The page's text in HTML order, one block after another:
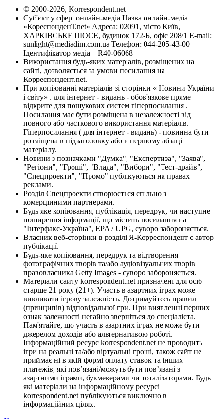
© 2000-2026, Korrespondent.net
Суб'єкт у сфері онлайн-медіа Назва онлайн-медіа –
«КореспонденТ.net» Адреса: 02091, місто Київ,
ХАРКІВСЬКЕ ШОСЕ, будинок 172-Б, офіс 208/1 E-mail:
sunlight@mediadim.com.ua Телефон: 044-205-43-00
Ідентифікатор медіа – R40-06068
Використання будь-яких матеріалів, розміщених на
сайті, дозволяється за умови посилання на
Корреспондент.net.
При копіюванні матеріалів зі сторінки « Новини України
і світу» , для інтернет - видань - обов'язкове пряме
відкрите для пошукових систем гіперпосилання .
Посилання має бути розміщена в незалежності від
повного або часткового використання матеріалів.
Гіперпосилання ( для інтернет - видань) - повинна бути
розміщена в підзаголовку або в першому абзаці
матеріалу.
Новини з позначками "Думка", "Експертиза", "Заява",
"Регіони", "Гроші", "Влада", "Вибори", "Тест-драйв",
"Спецпроекти", "Промо" публікуються на правах
реклами.
Розділ Спецпроекти створюється спільно з
комерційними партнерами.
Будь яке копіювання, публікація, передрук, чи наступне
поширення інформації, що містить посилання на
"Інтерфакс-Україна", EPA / UPG, суворо забороняється.
Власник веб-сторінки в розділі Я-Корреспондент є автор
публікації.
Будь-яке копіювання, передрук та відтворення
фотографічних творів та/або аудіовізуальних творів
правовласника Getty Images - суворо забороняється.
Матеріали сайту korrespondent.net призначені для осіб
старше 21 року (21+). Участь в азартних іграх може
викликати ігрову залежність. Дотримуйтесь правил
(принципів) відповідальної гри. При виявленні перших
ознак залежності негайно зверніться до спеціаліста.
Пам'ятайте, що участь в азартних іграх не може бути
джерелом доходів або альтернативою роботі.
Інформаційний ресурс korrespondent.net не проводить
ігри на реальні та/або віртуальні гроші, також сайт не
приймає ні в якій формі оплату ставок та інших
платежів, які пов’язані/можуть бути пов’язані з
азартними іграми, букмекерами чи тоталізаторами. Будь-
які матеріали на інформаційному ресурсі
korrespondent.net публікуються виключно в
інформаційних цілях.